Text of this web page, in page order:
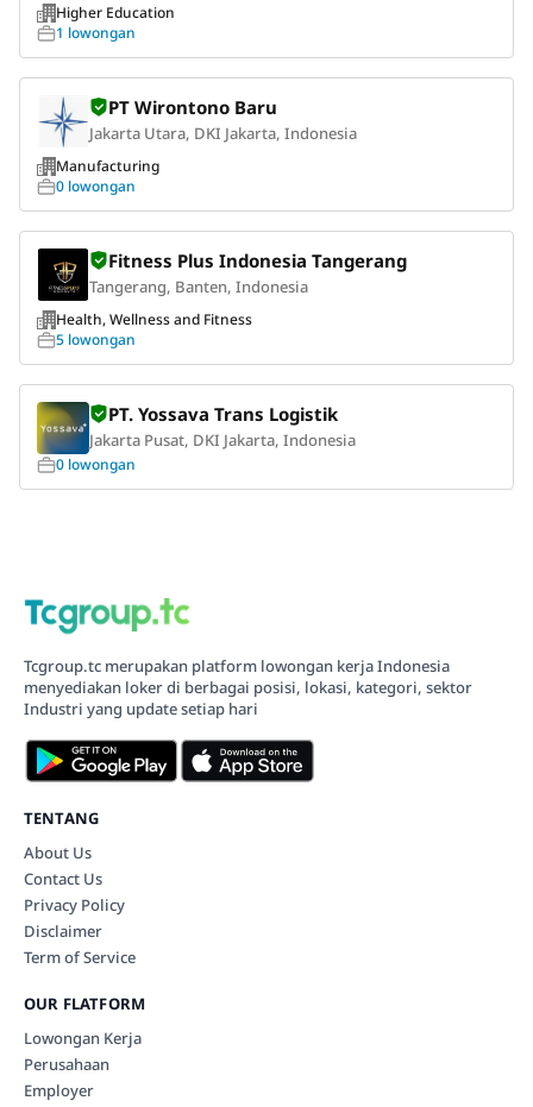
Higher Education
1 lowongan
PT Wirontono Baru
Jakarta Utara, DKI Jakarta, Indonesia
Manufacturing
0 lowongan
Fitness Plus Indonesia Tangerang
Tangerang, Banten, Indonesia
Health, Wellness and Fitness
5 lowongan
PT. Yossava Trans Logistik
Jakarta Pusat, DKI Jakarta, Indonesia
0 lowongan
Tcgroup.tc merupakan platform lowongan kerja Indonesia
menyediakan loker di berbagai posisi, lokasi, kategori, sektor
Industri yang update setiap hari
TENTANG
About Us
Contact Us
Privacy Policy
Disclaimer
Term of Service
OUR FLATFORM
Lowongan Kerja
Perusahaan
Employer